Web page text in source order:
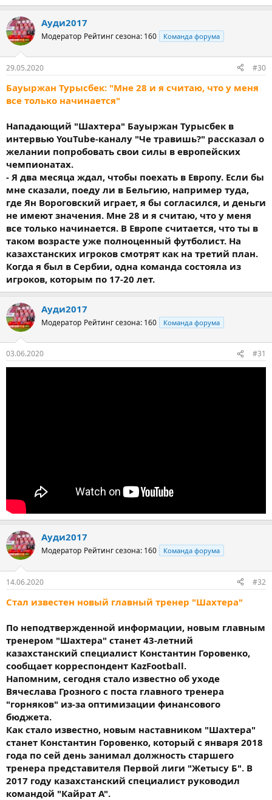
Ауди2017
Модератор Рейтинг сезона: 160 Команда форума
29.05.2020 #30
Бауыржан Турысбек: "Мне 28 и я считаю, что у меня
все только начинается"
Нападающий "Шахтера" Бауыржан Турысбек в
интервью YouTube-каналу "Че травишь?" рассказал о
желании попробовать свои силы в европейских
чемпионатах.
- Я два месяца ждал, чтобы поехать в Европу. Если бы
мне сказали, поеду ли в Бельгию, например туда,
где Ян Вороговский играет, я бы согласился, и деньги
не имеют значения. Мне 28 и я считаю, что у меня
все только начинается. В Европе считается, что ты в
таком возрасте уже полноценный футболист. На
казахстанских игроков смотрят как на третий план.
Когда я был в Сербии, одна команда состояла из
игроков, которым по 17-20 лет.
Ауди2017
Модератор Рейтинг сезона: 160 Команда форума
03.06.2020 #31
Ауди2017
Модератор Рейтинг сезона: 160 Команда форума
14.06.2020 #32
Стал известен новый главный тренер "Шахтера"
По неподтвержденной информации, новым главным
тренером "Шахтера" станет 43-летний
казахстанский специалист Константин Горовенко,
сообщает корреспондент KazFootball.
Напомним, сегодня стало известно об уходе
Вячеслава Грозного с поста главного тренера
"горняков" из-за оптимизации финансового
бюджета.
Как стало известно, новым наставником "Шахтера"
станет Константин Горовенко, который с января 2018
года по сей день занимал должность старшего
тренера представителя Первой лиги "Жетысу Б". В
2017 году казахстанский специалист руководил
командой "Кайрат А".